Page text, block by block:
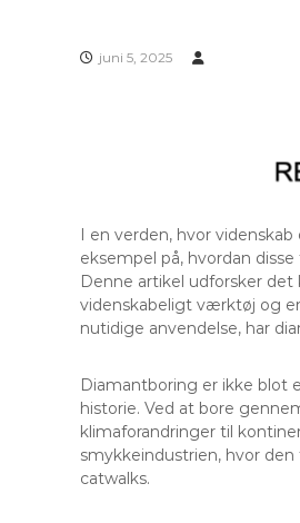
juni 5, 2025
I en verden, hvor
eksempel på, hvordan
Denne artikel udforsker
videnskabeligt værktøj og
nutidige anvendelse, har
Diamantboring er ikke blot
historie. Ved at bore
klimaforandringer til
smykkeindustrien, hvor
catwalks.